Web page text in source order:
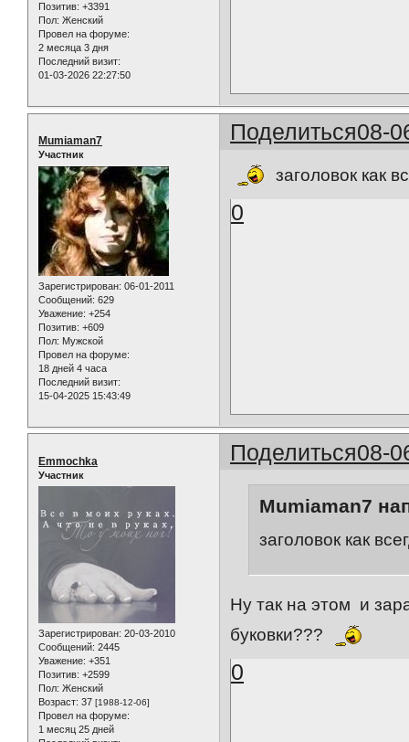
Позитив: +3391
Пол: Женский
Провел на форуме:
2 месяца 3 дня
Последний визит:
01-03-2026 22:27:50
Поделиться08-
Mumiaman7
Участник
Зарегистрирован: 06-01-2011
Сообщений: 629
Уважение: +254
Позитив: +609
Пол: Мужской
Провел на форуме:
18 дней 4 часа
Последний визит:
15-04-2025 15:43:49
заголовок как
0
Поделиться08-
Emmochka
Участник
Зарегистрирован: 20-03-2010
Сообщений: 2445
Уважение: +351
Позитив: +2599
Пол: Женский
Возраст: 37 [1988-12-06]
Провел на форуме:
1 месяц 25 дней
Mumiaman7
заголовок как
Ну так на этом и
буковки???
0